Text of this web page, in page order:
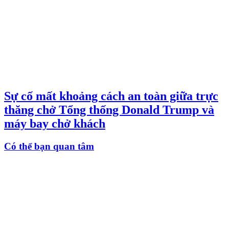
Sự cố mất khoảng cách an toàn giữa trực
thăng chở Tổng thống Donald Trump và
máy bay chở khách
Có thể bạn quan tâm